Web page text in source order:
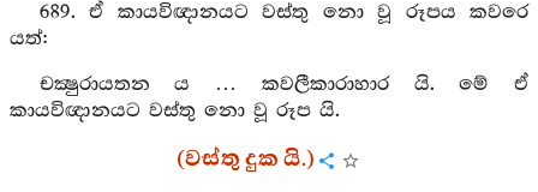
689. ඒ කායවිඥානයට වස්තු නො වූ රූපය කවරෙ
යත්:
චක්‍ෂුරායතන ය … කවලීකාරාහාර යි. මේ ඒ
කායවිඥානයට වස්තු නො වූ රූප යි.
(වස්තු දුක යි.)